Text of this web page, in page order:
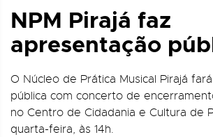
NPM Pirajá faz
apresentação
O Núcleo de Prática Musical Pirajá
pública com concerto de
no Centro de Cidadania e Cultura de
quarta-feira, às 14h.